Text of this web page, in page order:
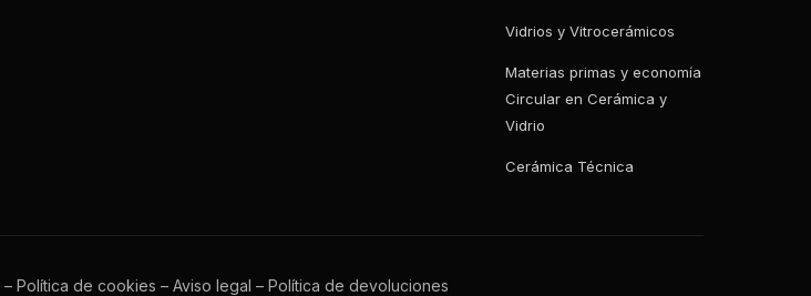
Vidrios y Vitrocerámicos
Materias primas y economía
Circular en Cerámica y
Vidrio
Cerámica Técnica
– Política de cookies – Aviso legal – Política de devoluciones